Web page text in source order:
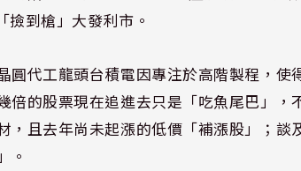
撿到槍」大發利市。
圓代工龍頭台積電因專注於高階製程，
倍的股票現在追進去只是「吃魚尾巴」
，且去年尚未起漲的低價「補漲股」；談
。